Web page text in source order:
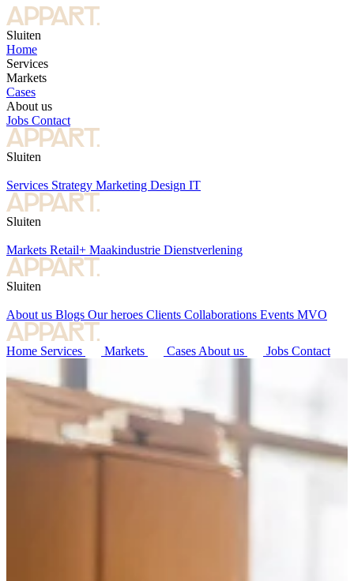
Sluiten
Home
Services
Markets
Cases
About us
Jobs Contact
Sluiten
Services Strategy Marketing Design IT
Sluiten
Markets Retail+ Maakindustrie Dienstverlening
Sluiten
About us Blogs Our heroes Clients Collaborations Events MVO
Home Services Markets Cases About us Jobs Contact